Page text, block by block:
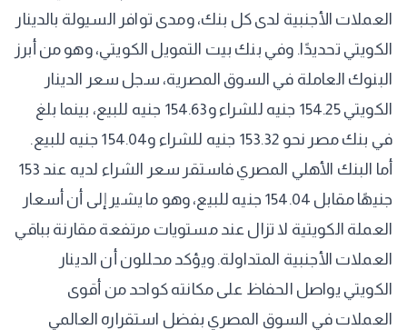
العملات الأجنبية لدى كل بنك، ومدى توافر السيولة بالدينار
الكويتي تحديدًا. وفي بنك بيت التمويل الكويتي، وهو من أبرز
البنوك العاملة في السوق المصرية، سجل سعر الدينار
الكويتي 154.25 جنيه للشراء و154.63 جنيه للبيع، بينما بلغ
في بنك مصر نحو 153.32 جنيه للشراء و154.04 جنيه للبيع.
أما البنك الأهلي المصري فاستقر سعر الشراء لديه عند 153
جنيهًا مقابل 154.04 جنيه للبيع، وهو ما يشير إلى أن أسعار
العملة الكويتية لا تزال عند مستويات مرتفعة مقارنة بباقي
العملات الأجنبية المتداولة. ويؤكد محللون أن الدينار
الكويتي يواصل الحفاظ على مكانته كواحد من أقوى
العملات في السوق المصري بفضل استقراره العالمي